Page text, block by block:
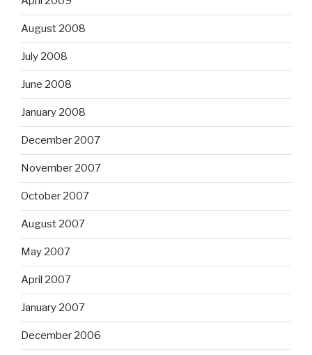
August 2008
July 2008
June 2008
January 2008
December 2007
November 2007
October 2007
August 2007
May 2007
April 2007
January 2007
December 2006